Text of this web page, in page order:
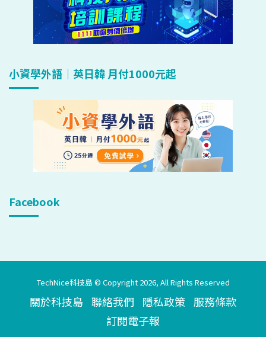
小資學外語｜英日韓 月付1000元起
Facebook
TechNice科技島 © Copyright 2026, All Rights Reserved
關於科技島 聯絡我們 隱私政策 服務條款
訂閱電子報